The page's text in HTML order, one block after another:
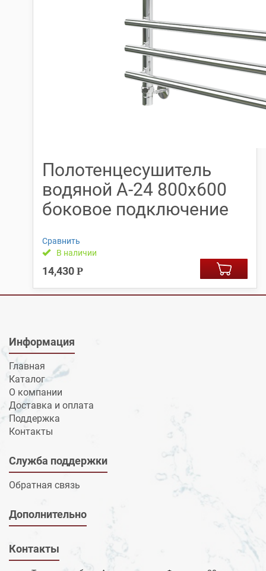
Полотенцесушитель
водяной А-24 800х600
боковое подключение
Сравнить
В наличии
14,430 Р
Информация
Главная
Каталог
О компании
Доставка и оплата
Поддержка
Контакты
Служба поддержки
Обратная связь
Дополнительно
Контакты